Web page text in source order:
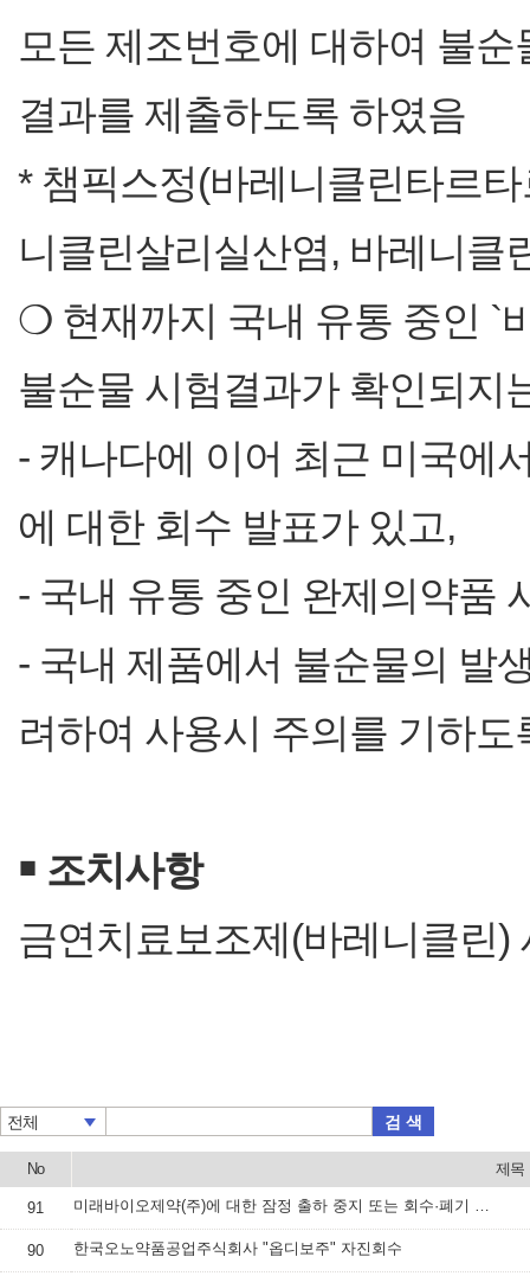
모든 제조번호에 대하여 불
결과를 제출하도록 하였음
* 챔픽스정(바레니클린타르
니클린살리실산염, 바레니클
❍ 현재까지 국내 유통 중인 `
불순물 시험결과가 확인되지
- 캐나다에 이어 최근 미국에
에 대한 회수 발표가 있고,
- 국내 유통 중인 완제의약품
- 국내 제품에서 불순물의 발
려하여 사용시 주의를 기하도
￭ 조치사항
금연치료보조제(바레니클린)
전체 검 색
No 제목
91 미래바이오제약(주)에 대한 잠정 출하 중지 또는 회수·폐기 등 명령하고, 속보 배포
90 한국오노약품공업주식회사 "옵디보주" 자진회수